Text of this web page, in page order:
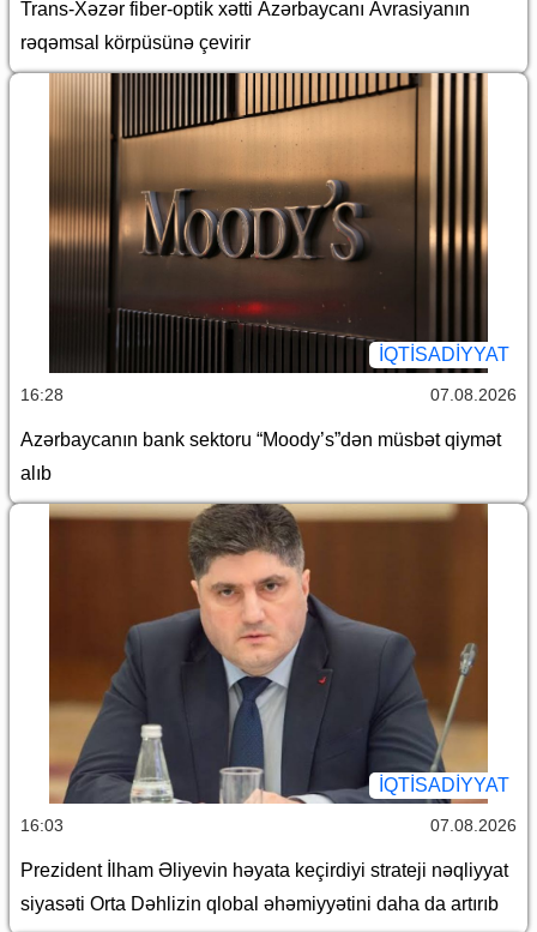
Trans-Xəzər fiber-optik xətti Azərbaycanı Avrasiyanın
rəqəmsal körpüsünə çevirir
İQTİSADİYYAT
16:28 07.08.2026
Azərbaycanın bank sektoru “Moody’s”dən müsbət qiymət
alıb
İQTİSADİYYAT
16:03 07.08.2026
Prezident İlham Əliyevin həyata keçirdiyi strateji nəqliyyat
siyasəti Orta Dəhlizin qlobal əhəmiyyətini daha da artırıb